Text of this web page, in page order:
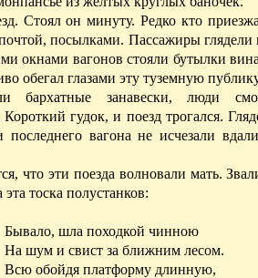
Стоял он минуту. Редко кто
посылками. Пассажиры глядели
окнами вагонов стояли бутылки
обегал глазами эту туземную
бархатные занавески, люди
Короткий гудок, и поезд трогался.
последнего вагона не исчезали
что эти поезда волновали мать.
тоска полустанков:
Бывало, шла походкой чинною
На шум и свист за ближним лесом.
Всю обойдя платформу длинную,